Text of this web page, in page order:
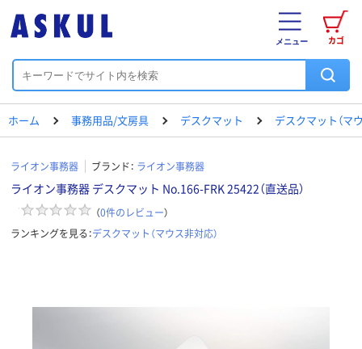
カゴ
メニュー
ホーム 事務用品/文房具 デスクマット デスクマット（マ
ライオン事務器 ブランド： ライオン事務器
ライオン事務器 デスクマット No.166-FRK 25422（直送品）
（0件のレビュー）
ランキングを見る：デスクマット（マウス非対応）